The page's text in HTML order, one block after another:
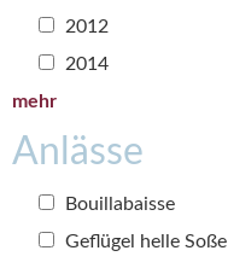
2012
2014
mehr
Anlässe
Bouillabaisse
Geflügel helle Soße